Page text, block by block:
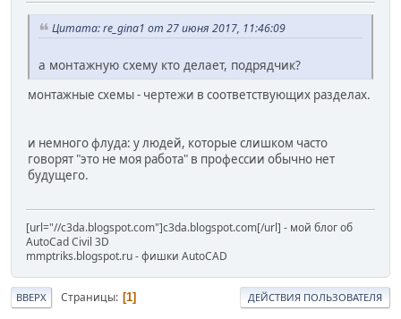
Цитата: re_gina1 от 27 июня 2017, 11:46:09
а монтажную схему кто делает, подрядчик?
монтажные схемы - чертежи в соответствующих разделах.
и немного флуда: у людей, которые слишком часто
говорят "это не моя работа" в профессии обычно нет
будущего.
[url="//c3da.blogspot.com"]c3da.blogspot.com[/url] - мой блог об
AutoCad Civil 3D
mmptriks.blogspot.ru - фишки AutoCAD
ВВЕРХ Страницы 1 ДЕЙСТВИЯ ПОЛЬЗОВАТЕЛЯ